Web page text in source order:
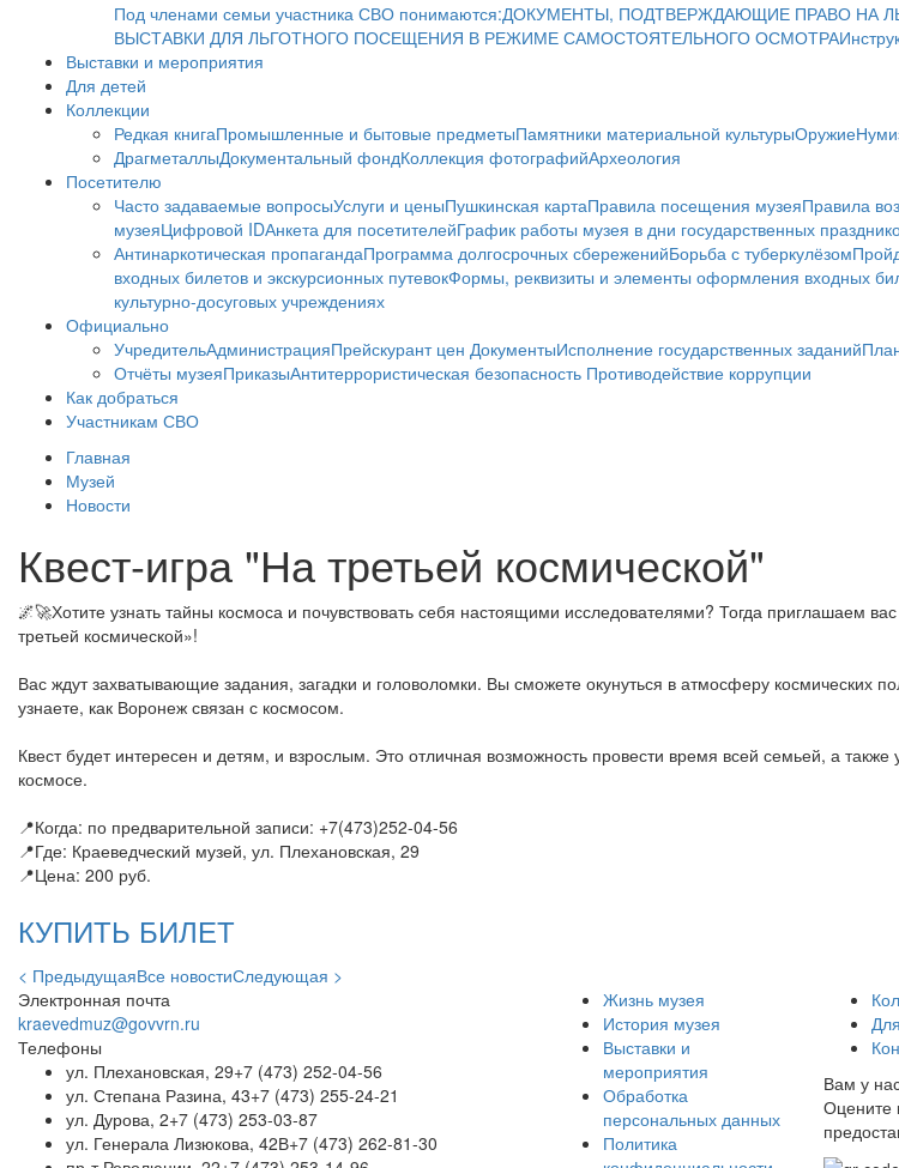
Под членами семьи участника СВО понимаются:ДОКУМЕНТЫ, ПОДТВЕРЖДАЮЩИЕ ПРАВО НА
ВЫСТАВКИ ДЛЯ ЛЬГОТНОГО ПОСЕЩЕНИЯ В РЕЖИМЕ САМОСТОЯТЕЛЬНОГО ОСМОТРА
Выставки и мероприятия
Для детей
Коллекции
Редкая книгаПромышленные и бытовые предметыПамятники материальной культурыОружие
ДрагметаллыДокументальный фондКоллекция фотографийАрхеология
Посетителю
Часто задаваемые вопросыУслуги и ценыПушкинская картаПравила посещения музеяПравила
музеяЦифровой IDАнкета для посетителейГрафик работы музея в дни государственных
Антинаркотическая пропагандаПрограмма долгосрочных сбереженийБорьба с туберкулёзом
входных билетов и экскурсионных путевокФормы, реквизиты и элементы оформления входных
культурно-досуговых учреждениях
Официально
УчредительАдминистрацияПрейскурант цен ДокументыИсполнение государственных заданий
Отчёты музеяПриказыАнтитеррористическая безопасность Противодействие коррупции
Как добраться
Участникам СВО
Главная
Музей
Новости
Квест-игра "На третьей космической"
🌌🚀Хотите узнать тайны космоса и почувствовать себя настоящими исследователями? Тогда приглашаем
третьей космической»!
Вас ждут захватывающие задания, загадки и головоломки. Вы сможете окунуться в атмосферу космических
узнаете, как Воронеж связан с космосом.
Квест будет интересен и детям, и взрослым. Это отличная возможность провести время всей семьей, а также
космосе.
📍Когда: по предварительной записи: +7(473)252-04-56
📍Где: Краеведческий музей, ул. Плехановская, 29
📍Цена: 200 руб.
КУПИТЬ БИЛЕТ
< ПредыдущаяВсе новостиСледующая >
Электронная почта
kraevedmuz@govvrn.ru
Телефоны
ул. Плехановская, 29+7 (473) 252-04-56
ул. Степана Разина, 43+7 (473) 255-24-21
ул. Дурова, 2+7 (473) 253-03-87
ул. Генерала Лизюкова, 42В+7 (473) 262-81-30
Жизнь музея
История музея
Выставки и
мероприятия
Обработка
персональных данных
Политика
Вам у
Оцените